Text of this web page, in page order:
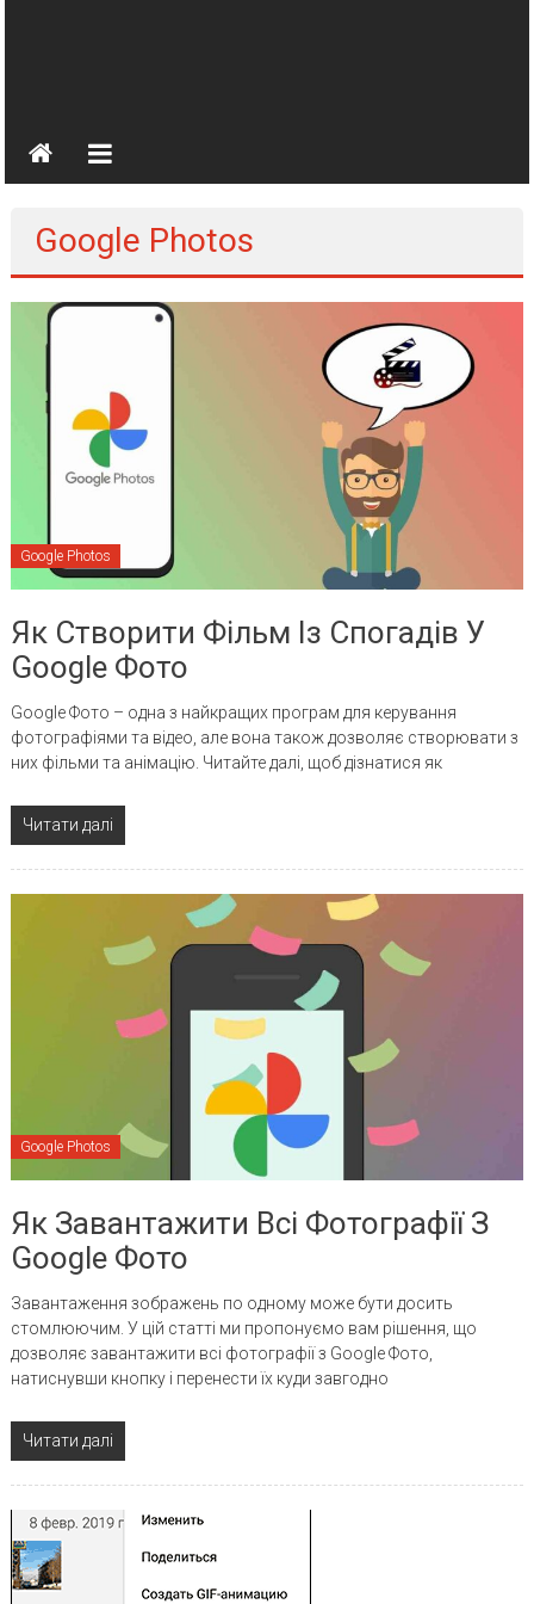
Google Photos
Google Photos
Як Створити Фільм Із Спогадів У
Google Фото
Google Фото – одна з найкращих програм для керування
фотографіями та відео, але вона також дозволяє створювати з
них фільми та анімацію. Читайте далі, щоб дізнатися як
Читати далі
Google Photos
Як Завантажити Всі Фотографії З
Google Фото
Завантаження зображень по одному може бути досить
стомлюючим. У цій статті ми пропонуємо вам рішення, що
дозволяє завантажити всі фотографії з Google Фото,
натиснувши кнопку і перенести їх куди завгодно
Читати далі